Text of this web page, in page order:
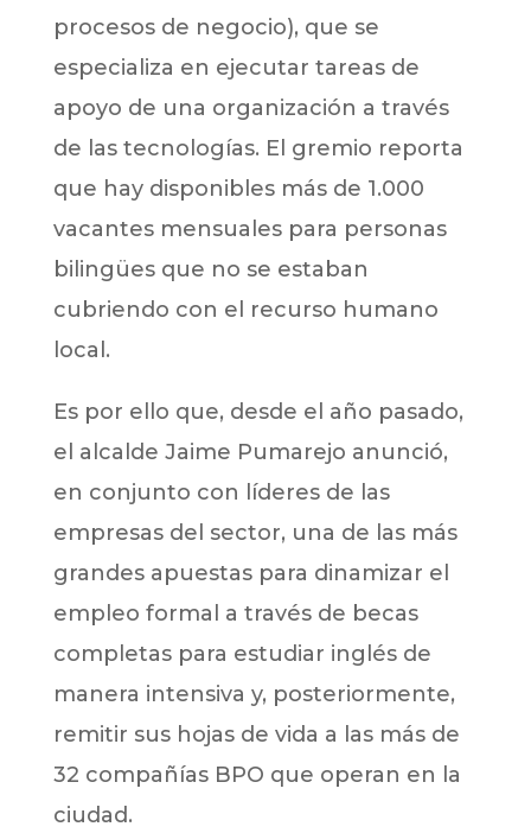
procesos de negocio), que se
especializa en ejecutar tareas de
apoyo de una organización a través
de las tecnologías. El gremio reporta
que hay disponibles más de 1.000
vacantes mensuales para personas
bilingües que no se estaban
cubriendo con el recurso humano
local.
Es por ello que, desde el año pasado,
el alcalde Jaime Pumarejo anunció,
en conjunto con líderes de las
empresas del sector, una de las más
grandes apuestas para dinamizar el
empleo formal a través de becas
completas para estudiar inglés de
manera intensiva y, posteriormente,
remitir sus hojas de vida a las más de
32 compañías BPO que operan en la
ciudad.